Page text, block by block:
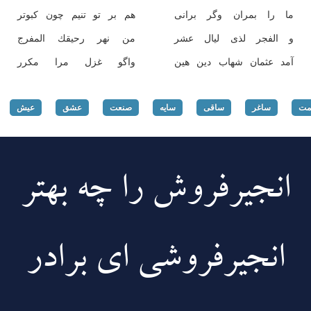
ما را بمران وگر برانی هم بر تو تنیم چون كبوتر
و الفجر لذی لیال عشر من نهر رحیقك المفرج
آمد عثمان شهاب دین هین واگو غزل مرا مكرر
ساغر ساقی سایه صنعت عشق عیش